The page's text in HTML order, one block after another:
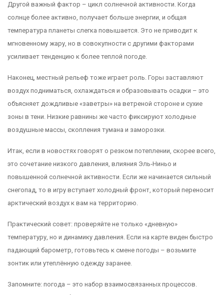
Другой важный фактор – цикл солнечной активности. Когда
солнце более активно, получает больше энергии, и общая
температура планеты слегка повышается. Это не приводит к
мгновенному жару, но в совокупности с другими факторами
усиливает тенденцию к более теплой погоде.
Наконец, местный рельеф тоже играет роль. Горы заставляют
воздух подниматься, охлаждаться и образовывать осадки – это
объясняет дождливые «заветры» на ветреной стороне и сухие
зоны в тени. Низкие равнины же часто фиксируют холодные
воздушные массы, скопления тумана и заморозки.
Итак, если в новостях говорят о резком потеплении, скорее всего,
это сочетание низкого давления, влияния Эль‑Ниньо и
повышенной солнечной активности. Если же начинается сильный
снегопад, то в игру вступает холодный фронт, который переносит
арктический воздух к вам на территорию.
Практический совет: проверяйте не только «дневную»
температуру, но и динамику давления. Если на карте виден быстро
падающий барометр, готовьтесь к смене погоды – возьмите
зонтик или утеплённую одежду заранее.
Запомните: погода – это набор взаимосвязанных процессов.